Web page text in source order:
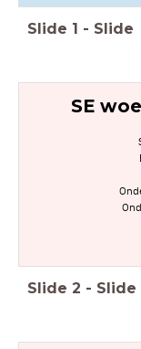
Slide 1 - Slide
SE
Slide 2 - Slide